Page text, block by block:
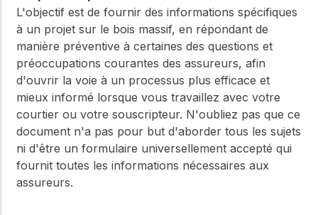
L'objectif est de fournir des informations spécifiques
à un projet sur le bois massif, en répondant de
manière préventive à certaines des questions et
préoccupations courantes des assureurs, afin
d'ouvrir la voie à un processus plus efficace et
mieux informé lorsque vous travaillez avec votre
courtier ou votre souscripteur. N'oubliez pas que ce
document n'a pas pour but d'aborder tous les sujets
ni d'être un formulaire universellement accepté qui
fournit toutes les informations nécessaires aux
assureurs.